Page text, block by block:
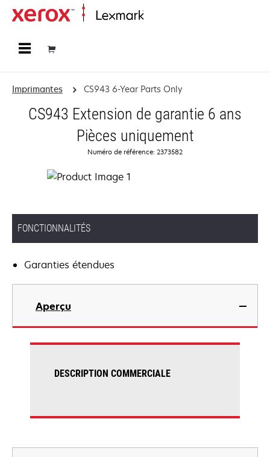
Imprimantes CS943 6-Year Parts Only
CS943 Extension de garantie 6 ans
Pièces uniquement
Numéro de référence: 2373582
FONCTIONNALITÉS
Garanties étendues
Aperçu
DESCRIPTION COMMERCIALE